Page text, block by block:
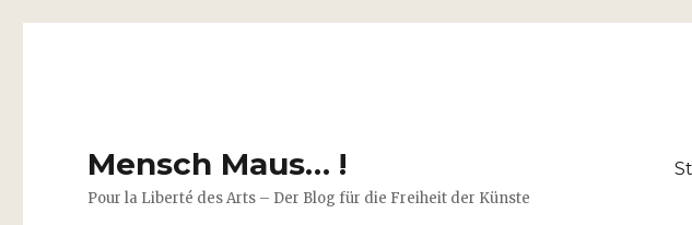
Mensch Maus… !
Pour la Liberté des Arts – Der Blog für die Freiheit der Künste